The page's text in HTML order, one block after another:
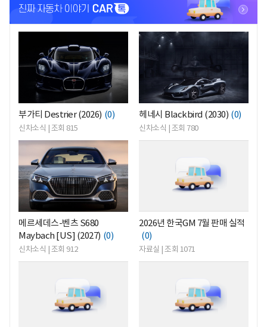
부가티 Destrier (2026) (0)
신차소식 | 조회 815
<
헤네시 Blackbird (2030) (0)
신차소식 | 조회 780
<
메르세데스-벤츠 S680
Maybach [US] (2027) (0)
신차소식 | 조회 912
2026년 한국GM 7월 판매 실적
(0)
자료실 | 조회 1071